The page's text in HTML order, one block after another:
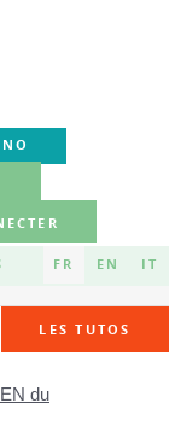
FR EN IT
LES TUTOS
du